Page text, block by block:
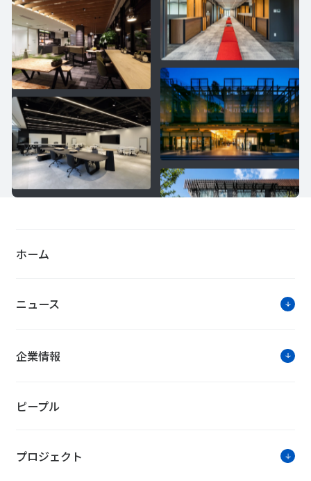
ホーム
ニュース
企業情報
ピープル
プロジェクト